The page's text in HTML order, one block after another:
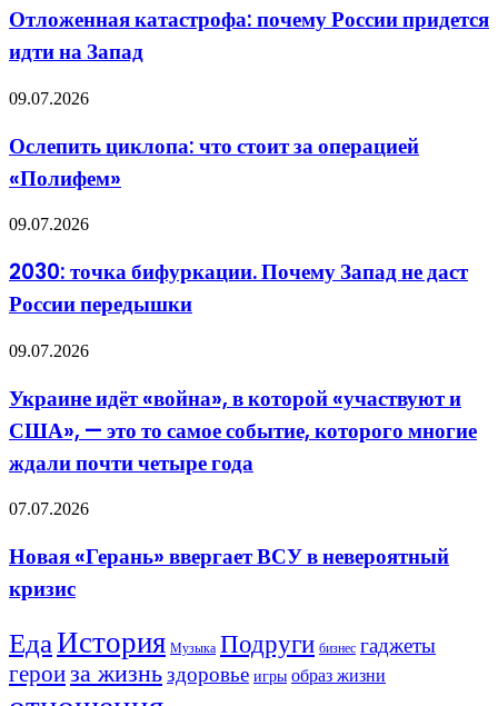
по
БПЛА?
Даже
не
формализма
почему
России
придется
на
Отложенная катастрофа: почему России придется
идти на Запад
Ослепить
что
стоит
за
«Полифем»
09.07.2026
Ослепить циклопа: что стоит за операцией
«Полифем»
2030:
бифуркации.
Почему
Запад
даст
России
09.07.2026
2030: точка бифуркации. Почему Запад не даст
России передышки
Украине
«война»,
в
которой
и
—
то
самое
событие,
многие
ждали
почти
четыре
09.07.2026
Украине идёт «война», в которой «участвуют и
США», — это то самое событие, которого многие
ждали почти четыре года
Новая
ввергает
ВСУ
в
07.07.2026
Новая «Герань» ввергает ВСУ в невероятный
кризис
ЕдаИстория Музыка Подруги бизнес гаджеты
героиза жизнь здоровье игры образ жизни